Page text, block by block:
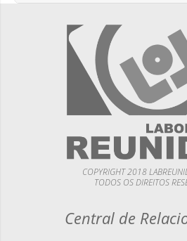
COPYRIGHT 2018
TODOS OS DIREITOS
Central de